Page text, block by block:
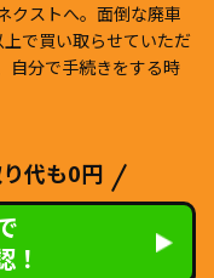
クストへ。面倒な廃車
で買い取らせていただ
自分で手続きをする時
代も0円
！